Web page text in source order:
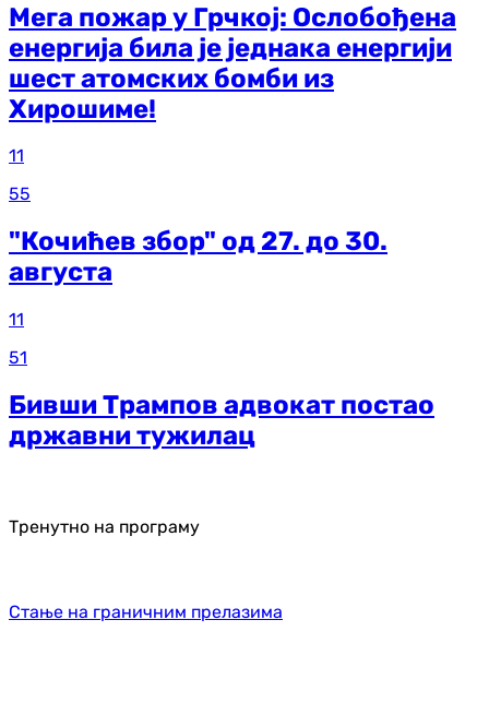
Мега пожар у Грчкој: Ослобођена
енергија била је једнака енергији
шест атомских бомби из
Хирошиме!
11
55
"Кочићев збор" од 27. до 30.
августа
11
51
Бивши Трампов адвокат постао
државни тужилац
Тренутно на програму
Стање на граничним прелазима